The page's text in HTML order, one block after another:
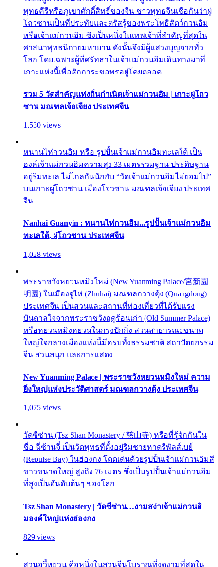
พุทธคีรีหรือภูเขาศักดิ์สิทธิ์ของจีน ชาวพุทธจีนเชื่อกันว่าผู่
โถวซานเป็นที่ประทับและตรัสรู้ของพระโพธิสัตว์กวนอิม
หรือเจ้าแม่กวนอิม ซึ่งเป็นหนึ่งในเทพเจ้าที่สำคัญที่สุดใน
ศาสนาพุทธนิกายมหายาน ดังนั้นจึงมีผู้แสวงบุญจากทั่ว
โลก โดยเฉพาะผู้ที่ศรัทธาในเจ้าแม่กวนอิมเดินทางมาที่
เกาะแห่งนี้เพื่อสักการะขอพรอยู่โดยตลอด
รวม 5 วัดสำคัญแห่งถิ่นกำเนิดเจ้าแม่กวนอิม | เกาะผู่โถว
ซาน มณฑลเจ้อเจียง ประเทศจีน
1,530 views
หนานไห่กวนอิม หรือ รูปปั้นเจ้าแม่กวนอิมทะเลใต้ เป็น
องค์เจ้าแม่กวนอิมความสูง 33 เมตรรวมฐาน ประดิษฐาน
อยู่ริมทะเล ไม่ไกลกันนักกับ “วัดเจ้าแม่กวนอิมไม่ยอมไป”
บนเกาะผู่โถวซาน เมืองโจวซาน มณฑลเจ้อเจียง ประเทศ
จีน
Nanhai Guanyin : หนานไห่กวนอิม...รูปปั้นเจ้าแม่กวนอิม
ทะเลใต้, ผู่โถวซาน ประเทศจีน
1,028 views
พระราชวังหยวนหมิงใหม่ (New Yuanming Palace/宮新園
明園) ในเมืองจูไห่ (Zhuhai) มณฑลกวางตุ้ง (Quangdong)
ประเทศจีน เป็นสวนและสถานที่ท่องเที่ยวที่ได้รับแรง
บันดาลใจจากพระราชวังฤดูร้อนเก่า (Old Summer Palace)
หรือหยวนหมิงหยวนในกรุงปักกิ่ง สวนสาธารณะขนาด
ใหญ่ใจกลางเมืองแห่งนี้มีครบทั้งธรรมชาติ สถาปัตยกรรม
จีน สวนสนุก และการแสดง
New Yuanming Palace | พระราชวังหยวนหมิงใหม่ ความ
ยิ่งใหญ่แห่งประวัติศาสตร์ มณฑลกวางตุ้ง ประเทศจีน
1,075 views
วัดซีซ่าน (Tsz Shan Monastery / 慈山寺) หรือที่รู้จักกันใน
ชื่อ ฉี่ซ้านจี๋ เป็นวัดพุทธที่ตั้งอยู่ริมชายหาดรีพัลส์เบย์
(Repulse Bay) ในฮ่องกง โดดเด่นด้วยรูปปั้นเจ้าแม่กวนอิมสี
ขาวขนาดใหญ่ สูงถึง 76 เมตร ซึ่งเป็นรูปปั้นเจ้าแม่กวนอิม
ที่สูงเป็นอันดับต้นๆ ของโลก
Tsz Shan Monastery | วัดซีซ่าน…งามสง่าเจ้าแม่กวนอิ
มองค์ใหญ่แห่งฮ่องกง
829 views
สวนอวี้หยวน คือหนึ่งในสวนจีนโบราณที่งดงามที่สุดใน